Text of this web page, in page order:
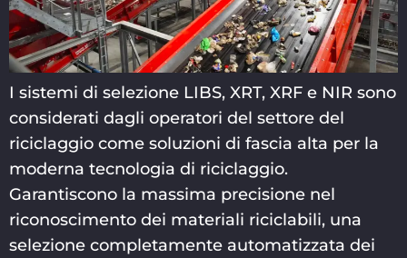
I sistemi di selezione LIBS, XRT, XRF e NIR sono
considerati dagli operatori del settore del
riciclaggio come soluzioni di fascia alta per la
moderna tecnologia di riciclaggio.
Garantiscono la massima precisione nel
riconoscimento dei materiali riciclabili, una
selezione completamente automatizzata dei